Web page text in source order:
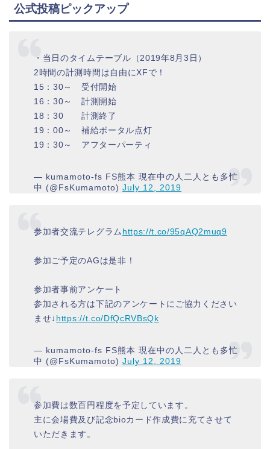
公式投稿ピックアップ
・当日のタイムテーブル（2019年8月3日）
2時間の計測時間は自由にXFで！
15：30～ 受付開始
16：30～ 計測開始
18：30 計測終了
19：00～ 補給ポータル点灯
19：30～ アフターパーティ
— kumamoto-fs FS熊本 現在中の人二人とも多忙
中 (@FsKumamoto)July 12, 2019
参加者交流テレグラム https://t.co/95qAQ2muq9
参加ご予定のAGは是非！
参加者事前アンケート
参加される方は下記のアンケートにご協力ください
ませ↓ https://t.co/DfQcRVBsQk
— kumamoto-fs FS熊本 現在中の人二人とも多忙
中 (@FsKumamoto)July 12, 2019
参加費は数百円程度を予定しています。
主に会場費及び記念bioカード作成費に充てさせて
いただきます。